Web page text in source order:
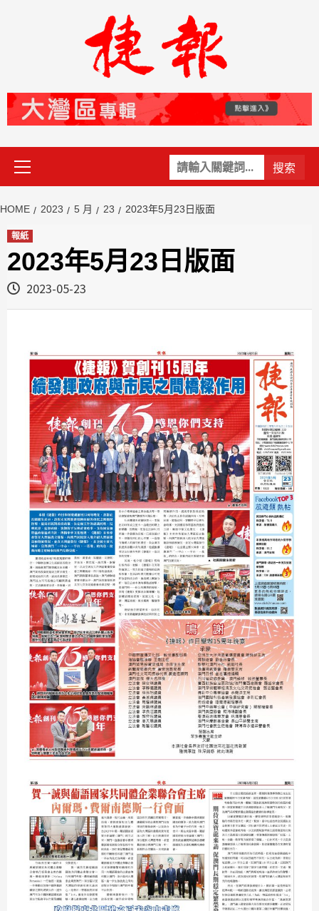
關
鍵
Primary
Menu
HOME 2023 5 月 23 2023年5月23日版面
報紙
2023年5月23日版面
2023-05-23